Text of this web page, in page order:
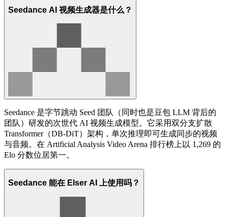
Seedance AI 视频生成器是什么？
Seedance 是字节跳动 Seed 团队（同时也是豆包 LLM 背后的
团队）研发的次世代 AI 视频生成模型。它采用双分支扩散
Transformer（DB-DiT）架构，单次推理即可生成同步的视频
与音频。在 Artificial Analysis Video Arena 排行榜上以 1,269 的
Elo 分数位居第一。
Seedance 能在 Elser AI 上使用吗？